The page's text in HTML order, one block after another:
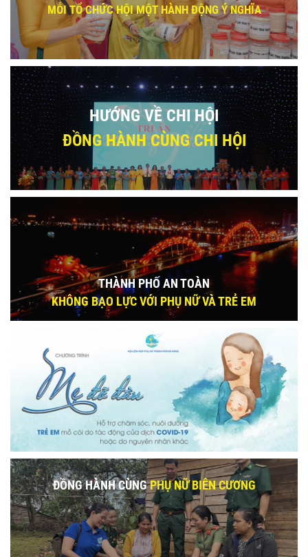
MỖI TỔ CHỨC HỘI MỘT HÀNH ĐỘNG Ý NGHĨA
HƯỚNG VỀ CHI HỘI
ĐỒNG HÀNH CÙNG CHI HỘI
THÀNH PHỐ AN TOÀN
KHÔNG BẠO LỰC VỚI PHỤ NỮ VÀ TRẺ EM
ĐỒNG HÀNH CÙNGPHỤ NỮ BIÊN CƯƠNG